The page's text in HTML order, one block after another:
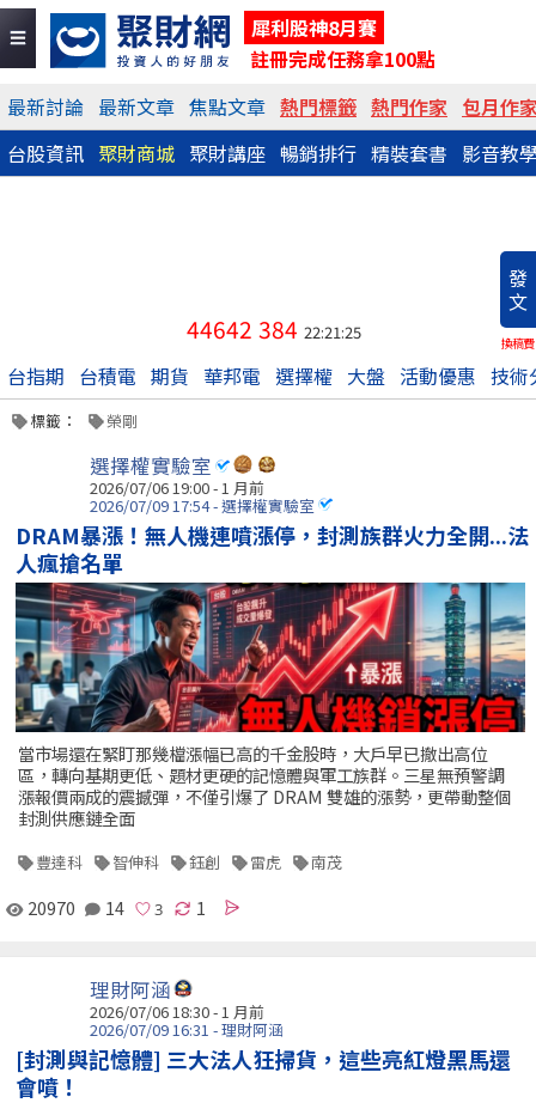
犀利股神8月賽
註冊完成任務拿100點
最新討論 最新文章 焦點文章 熱門標籤 熱門作家 包月作
台股資訊 聚財商城 聚財講座 暢銷排行 精裝套書 影音教
發
文
換稿費
44642 384 22:21:25
台指期 台積電 期貨 華邦電 選擇權 大盤 活動優惠 技術
標籤： 榮剛
選擇權實驗室
2026/07/06 19:00 - 1 月前
2026/07/09 17:54 - 選擇權實驗室
DRAM暴漲！無人機連噴漲停，封測族群火力全開...法
人瘋搶名單
當市場還在緊盯那幾檔漲幅已高的千金股時，大戶早已撤出高位
區，轉向基期更低、題材更硬的記憶體與軍工族群。三星無預警調
漲報價兩成的震撼彈，不僅引爆了 DRAM 雙雄的漲勢，更帶動整個
封測供應鏈全面
豐達科 智伸科 鈺創 雷虎 南茂
20970 14 1
理財阿涵
2026/07/06 18:30 - 1 月前
2026/07/09 16:31 - 理財阿涵
[封測與記憶體] 三大法人狂掃貨，這些亮紅燈黑馬還
會噴！